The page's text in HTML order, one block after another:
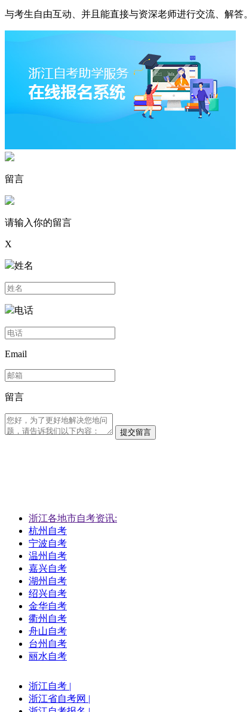
与考生自由互动、并且能直接与资深老师进行交流、解答。
留言
请输入你的留言
X
姓名
电话
Email
留言
提交留言
浙江各地市自考资讯:
杭州自考
宁波自考
温州自考
嘉兴自考
湖州自考
绍兴自考
金华自考
衢州自考
舟山自考
台州自考
丽水自考
浙江自考 |
浙江省自考网 |